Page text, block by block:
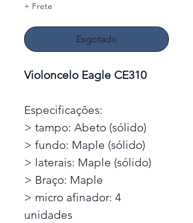
+ Frete
Esgotado
Violoncelo Eagle CE310
Especificações:
> tampo: Abeto (sólido)
> fundo: Maple (sólido)
> laterais: Maple (sólido)
> Braço: Maple
> micro afinador: 4
unidades